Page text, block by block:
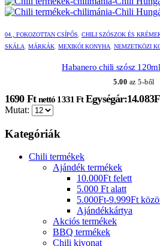
04., FOKOZOTTAN CSÍPŐS CHILI SZÓSZOK ÉS
SKÁLA
MÁRKÁK MEXIKÓI KONYHA NEMZETKÖZI
Habanero chili szósz
5.00 az 5-ből
1690 Ft nettó 1331 Ft
Mutat:
Kategóriák
Chili termékek
Ajándék termékek
10.000Ft felett
5.000 Ft alatt
5.000Ft-9.999Ft
Ajándékkártya
Akciós termékek
BBQ termékek
Chili kivonat